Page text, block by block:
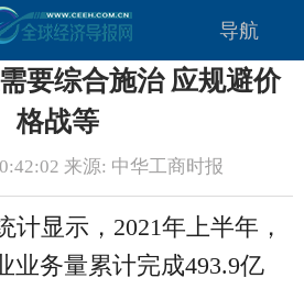
导航
要综合施治 应规避价
格战等
来源: 中华工商时报
计显示，2021年上半年，
业务量累计完成493.9亿